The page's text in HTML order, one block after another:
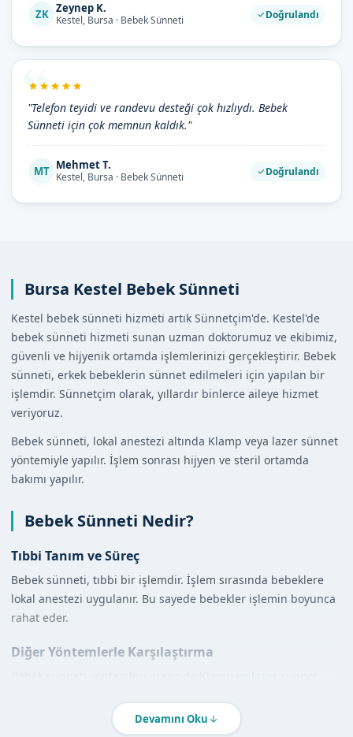
ZK Zeynep K.
Kestel, Bursa · Bebek Sünneti Doğrulandı
"Telefon teyidi ve randevu desteği çok hızlıydı. Bebek
Sünneti için çok memnun kaldık."
MT Mehmet T.
Kestel, Bursa · Bebek Sünneti Doğrulandı
Bursa Kestel Bebek Sünneti
Kestel bebek sünneti hizmeti artık Sünnetçim'de. Kestel'de
bebek sünneti hizmeti sunan uzman doktorumuz ve ekibimiz,
güvenli ve hijyenik ortamda işlemlerinizi gerçekleştirir. Bebek
sünneti, erkek bebeklerin sünnet edilmeleri için yapılan bir
işlemdir. Sünnetçim olarak, yıllardır binlerce aileye hizmet
veriyoruz.
Bebek sünneti, lokal anestezi altında Klamp veya lazer sünnet
yöntemiyle yapılır. İşlem sonrası hijyen ve steril ortamda
bakımı yapılır.
Bebek Sünneti Nedir?
Tıbbi Tanım ve Süreç
Bebek sünneti, tıbbi bir işlemdir. İşlem sırasında bebeklere
lokal anestezi uygulanır. Bu sayede bebekler işlemin boyunca
rahat eder.
Diğer Yöntemlerle Karşılaştırma
tarafından uygulanır.
Devamını Oku